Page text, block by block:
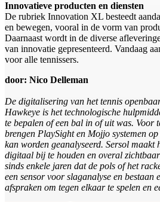
Innovatieve producten en diensten
De rubriek Innovation XL besteedt
en bewegen, vooral in de vorm van
Daarnaast wordt in de diverse
van innovatie gepresenteerd. Vandaag
voor alle tennissers.
door: Nico Delleman
De digitalisering van het tennis
Hawkeye is het technologische
te bepalen of een bal in of uit was. Voor
brengen PlaySight en Mojjo systemen
kan worden geanalyseerd. Sersol maakt
digitaal bij te houden en overal
sinds enkele jaren dat de pols of het
een sensor voor slaganalyse en bestaan
afspraken om tegen elkaar te spelen en